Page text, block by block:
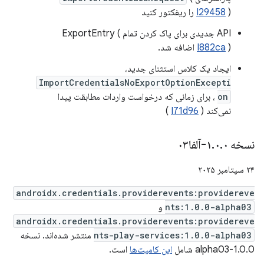
I29458 ) را ریفکتور کنید
API جدیدی برای پاک کردن تمام ExportEntry (
I882ca ) اضافه شد.
ایجاد یک کلاس استثنای جدید،
ImportCredentialsNoExportOptionExcepti
on ، برای زمانی که درخواست واردات مطابقت پیدا
نمی‌کند ( I71d96
)
نسخه ۱ .۰.۰-آلفا۰۳
۲۴ سپتامبر ۲۰۲۵
androidx.credentials.providerevents:providereve
nts:1.0.0-alpha03 و
androidx.credentials.providerevents:providereve
nts-play-services:1.0.0-alpha03 منتشر شده‌اند. نسخه
1.0.0-alpha03 شامل
این کامیت‌ها است.